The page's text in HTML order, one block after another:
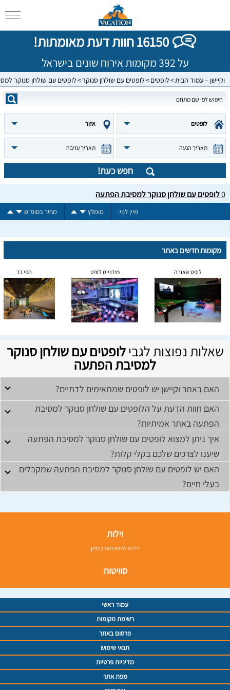
16150 חוות דעת מאומתות!
על 392 מקומות אירוח שונים בישראל
וקיישן – עמוד הבית לופטים לופטים עם שולחן סנוקר לופטים עם שולחן סנוקר
לופטים אזור
תאריך הגעה תאריך עזיבה
חפש כעת!
0לופטים עם שולחן סנוקר למסיבת הפתעה
מיין לפי: מומלץ מחיר בסופ"ש
מקומות חדשים באתר
לופט אאורה מידנייט לופט הפי בר
שאלות נפוצות לגבילופטים עם שולחן סנוקר
למסיבת הפתעה
האם באתר וקיישן יש לופטים שמתאימים לדתיים?
האם חוות הדעת על הלופטים עם שולחן סנוקר למסיבת
הפתעה באתר אמיתיות?
איך ניתן למצוא לופטים עם שולחן סנוקר למסיבת הפתעה
שיענו לצרכים שלכם בקלי קלות?
האם יש לופטים עם שולחן סנוקר למסיבת הפתעה שמקבלים
בעלי חיים?
וילות
וילות למשפחות בצפון
סוויטות
עמוד ראשי
רשימת מקומות
פרסום באתר
תנאי שימוש
מדיניות פרטיות
מפת אתר